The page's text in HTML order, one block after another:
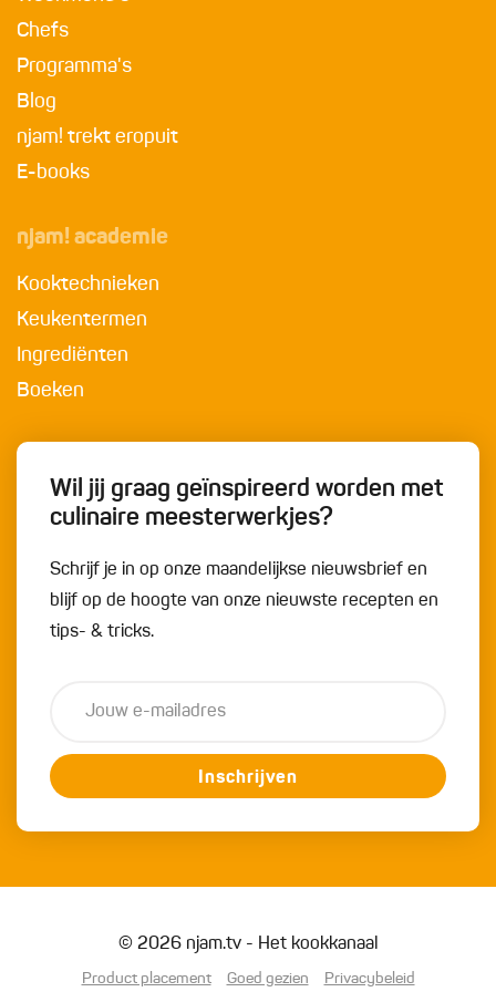
Chefs
Programma's
Blog
njam! trekt eropuit
E-books
njam! academie
Kooktechnieken
Keukentermen
Ingrediënten
Boeken
Wil jij graag geïnspireerd worden met
culinaire meesterwerkjes?
Schrijf je in op onze maandelijkse nieuwsbrief en
blijf op de hoogte van onze nieuwste recepten en
tips- & tricks.
Inschrijven
© 2026 njam.tv - Het kookkanaal
Product placement Goed gezien Privacybeleid